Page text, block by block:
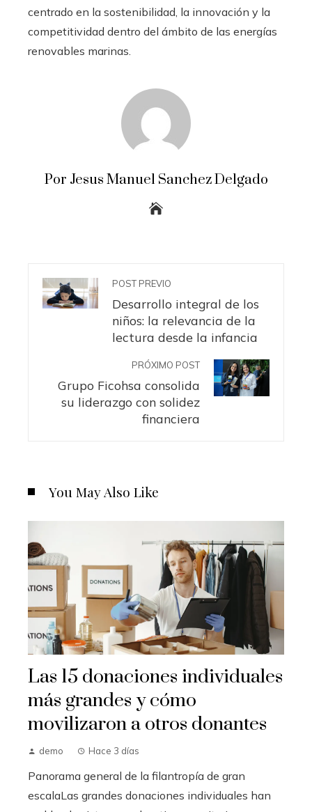
centrado en la sostenibilidad, la innovación y la
competitividad dentro del ámbito de las energías
renovables marinas.
Por Jesus Manuel Sanchez Delgado
POST PREVIO
Desarrollo integral de los
niños: la relevancia de la
lectura desde la infancia
PRÓXIMO POST
Grupo Ficohsa consolida
su liderazgo con solidez
financiera
You May Also Like
Las 15 donaciones individuales
más grandes y cómo
movilizaron a otros donantes
demo Hace 3 días
Panorama general de la filantropía de gran
escalaLas grandes donaciones individuales han